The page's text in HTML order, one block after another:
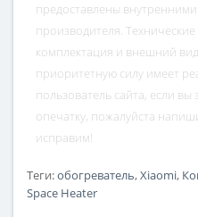
предоставлены
производителя. Технические
комплектация и внешний
приоритетную силу имеет
пользователь сайта, если
опечатку, пожалуйста
исправим!
Теги:обогреватель,Xiaomi,
Space Heater